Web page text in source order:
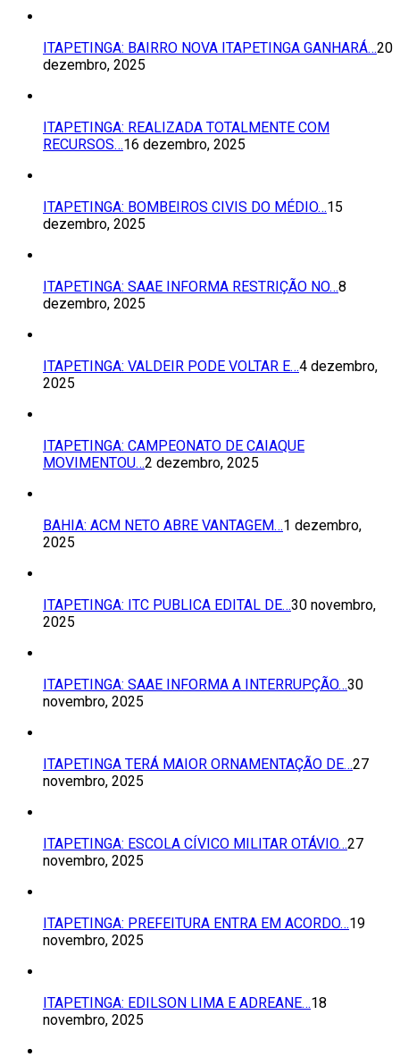
ITAPETINGA: BAIRRO NOVA ITAPETINGA GANHARÁ…20
dezembro, 2025
ITAPETINGA: REALIZADA TOTALMENTE COM
RECURSOS…16 dezembro, 2025
ITAPETINGA: BOMBEIROS CIVIS DO MÉDIO…15
dezembro, 2025
ITAPETINGA: SAAE INFORMA RESTRIÇÃO NO…8
dezembro, 2025
ITAPETINGA: VALDEIR PODE VOLTAR E…4 dezembro,
2025
ITAPETINGA: CAMPEONATO DE CAIAQUE
MOVIMENTOU…2 dezembro, 2025
BAHIA: ACM NETO ABRE VANTAGEM…1 dezembro,
2025
ITAPETINGA: ITC PUBLICA EDITAL DE…30 novembro,
2025
ITAPETINGA: SAAE INFORMA A INTERRUPÇÃO…30
novembro, 2025
ITAPETINGA TERÁ MAIOR ORNAMENTAÇÃO DE…27
novembro, 2025
ITAPETINGA: ESCOLA CÍVICO MILITAR OTÁVIO…27
novembro, 2025
ITAPETINGA: PREFEITURA ENTRA EM ACORDO…19
novembro, 2025
ITAPETINGA: EDILSON LIMA E ADREANE…18
novembro, 2025